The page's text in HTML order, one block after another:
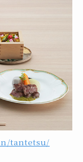
tantetsu/